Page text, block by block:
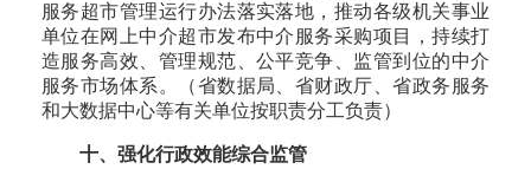
服务超市管理运行办法落实落地，推动各级机关事业
单位在网上中介超市发布中介服务采购项目，持续打
造服务高效、管理规范、公平竞争、监管到位的中介
服务市场体系。（省数据局、省财政厅、省政务服务
和大数据中心等有关单位按职责分工负责）
十、强化行政效能综合监管